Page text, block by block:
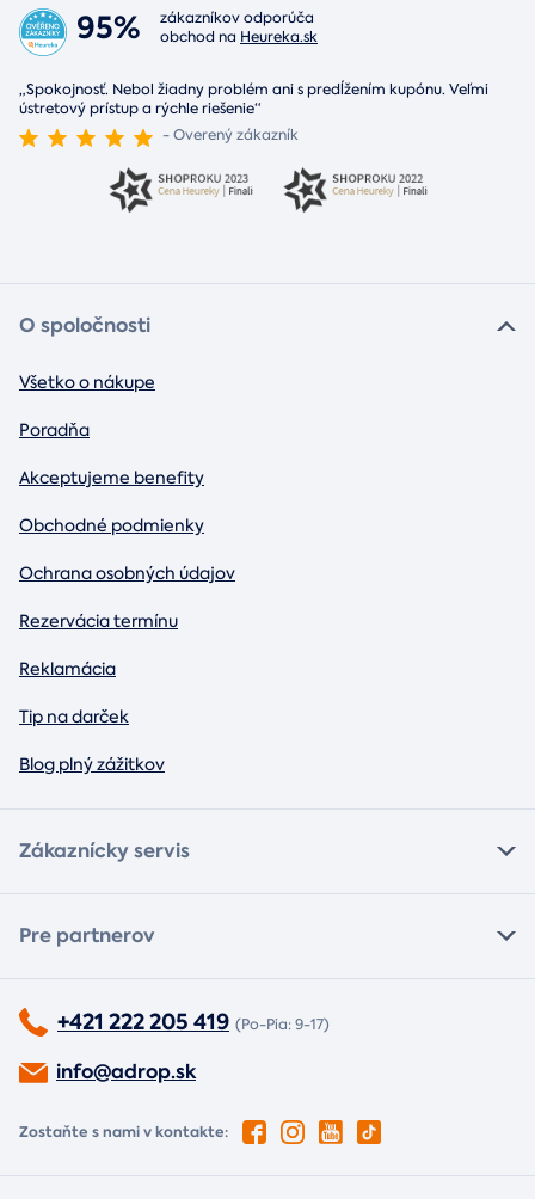
95%
zákazníkov odporúča
obchod na Heureka.sk
„Spokojnosť. Nebol žiadny problém ani s predĺžením kupónu. Veľmi
ústretový prístup a rýchle riešenie“
- Overený zákazník
O spoločnosti
Všetko o nákupe
Poradňa
Akceptujeme benefity
Obchodné podmienky
Ochrana osobných údajov
Rezervácia termínu
Reklamácia
Tip na darček
Blog plný zážitkov
Zákaznícky servis
Pre partnerov
+421 222 205 419 (Po-Pia: 9-17)
info@adrop.sk
Zostaňte s nami v kontakte: